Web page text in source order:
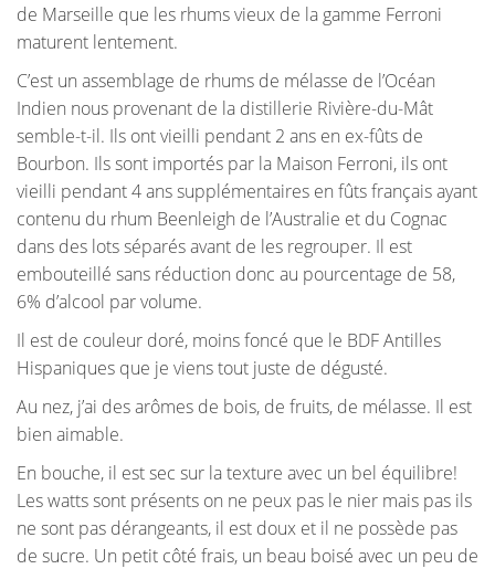
de Marseille que les rhums vieux de la gamme Ferroni
maturent lentement.
C’est un assemblage de rhums de mélasse de l’Océan
Indien nous provenant de la distillerie Rivière-du-Mât
semble-t-il. Ils ont vieilli pendant 2 ans en ex-fûts de
Bourbon. Ils sont importés par la Maison Ferroni, ils ont
vieilli pendant 4 ans supplémentaires en fûts français ayant
contenu du rhum Beenleigh de l’Australie et du Cognac
dans des lots séparés avant de les regrouper. Il est
embouteillé sans réduction donc au pourcentage de 58,
6% d’alcool par volume.
Il est de couleur doré, moins foncé que le BDF Antilles
Hispaniques que je viens tout juste de dégusté.
Au nez, j’ai des arômes de bois, de fruits, de mélasse. Il est
bien aimable.
En bouche, il est sec sur la texture avec un bel équilibre!
Les watts sont présents on ne peux pas le nier mais pas ils
ne sont pas dérangeants, il est doux et il ne possède pas
de sucre. Un petit côté frais, un beau boisé avec un peu de